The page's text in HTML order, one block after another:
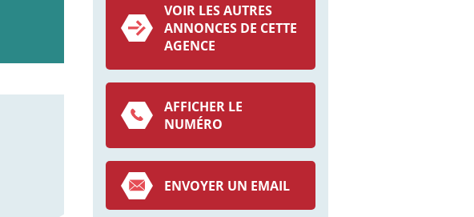
VOIR LES AUTRES
ANNONCES DE CETTE
AGENCE
AFFICHER LE
NUMÉRO
ENVOYER UN EMAIL